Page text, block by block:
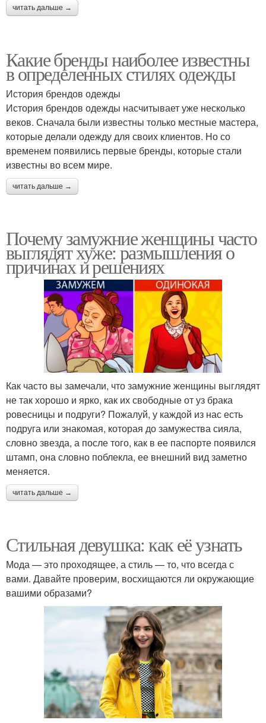
читать дальше →
Какие бренды наиболее известны
в определенных стилях одежды
История брендов одежды
История брендов одежды насчитывает уже несколько
веков. Сначала были известны только местные мастера,
которые делали одежду для своих клиентов. Но со
временем появились первые бренды, которые стали
известны во всем мире.
читать дальше →
Почему замужние женщины часто
выглядят хуже: размышления о
причинах и решениях
Как часто вы замечали, что замужние женщины выглядят
не так хорошо и ярко, как их свободные от уз брака
ровесницы и подруги? Пожалуй, у каждой из нас есть
подруга или знакомая, которая до замужества сияла,
словно звезда, а после того, как в ее паспорте появился
штамп, она словно поблекла, ее внешний вид заметно
меняется.
читать дальше →
Стильная девушка: как её узнать
Мода — это проходящее, а стиль — то, что всегда с
вами. Давайте проверим, восхищаются ли окружающие
вашими образами?